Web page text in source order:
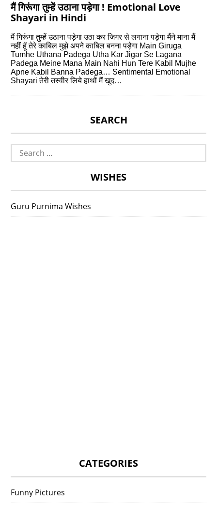
मैं गिरूंगा तुम्हें उठाना पड़ेगा ! Emotional Love
Shayari in Hindi
मैं गिरूंगा तुम्हें उठाना पड़ेगा उठा कर जिगर से लगाना पड़ेगा मैंने माना मैं
नहीं हूॅ तेरे काबिल मुझे अपने काबिल बनना पड़ेगा Main Giruga
Tumhe Uthana Padega Utha Kar Jigar Se Lagana
Padega Meine Mana Main Nahi Hun Tere Kabil Mujhe
Apne Kabil Banna Padega… Sentimental Emotional
Shayari तेरी तस्वीर लिये हाथों मैं खुद…
SEARCH
Search
for:
WISHES
Guru Purnima Wishes
CATEGORIES
Funny Pictures